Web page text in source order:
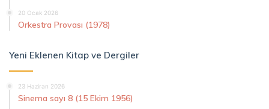
20 Ocak 2026
Orkestra Provası (1978)
Yeni Eklenen Kitap ve Dergiler
23 Haziran 2026
Sinema sayı 8 (15 Ekim 1956)